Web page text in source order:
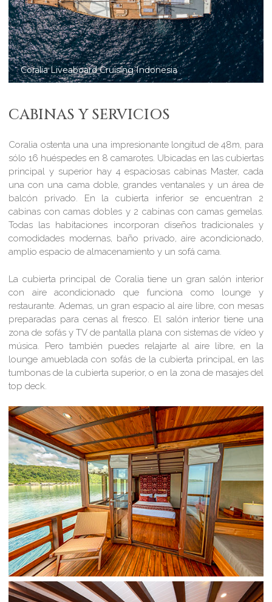
Coralia Liveaboard in Komodo National Park
CABINAS Y SERVICIOS
Coralia ostenta una una impresionante longitud de 48m, para
sólo 16 huéspedes en 8 camarotes. Ubicadas en las cubiertas
principal y superior hay 4 espaciosas cabinas Master, cada
una con una cama doble, grandes ventanales y un área de
balcón privado. En la cubierta inferior se encuentran 2
cabinas con camas dobles y 2 cabinas con camas gemelas.
Todas las habitaciones incorporan diseños tradicionales y
comodidades modernas, baño privado, aire acondicionado,
amplio espacio de almacenamiento y un sofá cama.
La cubierta principal de Coralia tiene un gran salón interior
con aire acondicionado que funciona como lounge y
restaurante. Ademas, un gran espacio al aire libre, con mesas
preparadas para cenas al fresco. El salón interior tiene una
zona de sofás y TV de pantalla plana con sistemas de vídeo y
música. Pero también puedes relajarte al aire libre, en la
lounge amueblada con sofás de la cubierta principal, en las
tumbonas de la cubierta superior, o en la zona de masajes del
top deck.